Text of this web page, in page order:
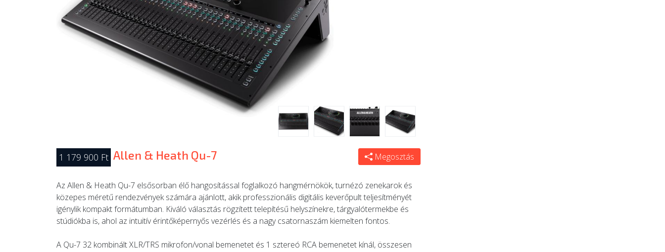
1 179 900 Ft Allen & Heath Qu-7 Megosztás
Az Allen & Heath Qu-7 elsősorban élő hangosítással foglalkozó hangmérnökök, turnézó zenekarok és
közepes méretű rendezvények számára ajánlott, akik professzionális digitális keverőpult teljesítményét
igénylik kompakt formátumban. Kiváló választás rögzített telepítésű helyszínekre, tárgyalótermekbe és
stúdiókba is, ahol az intuitív érintőképernyős vezérlés és a nagy csatornaszám kiemelten fontos.
A Qu-7 32 kombinált XLR/TRS mikrofon/vonal bemenetet és 1 sztereó RCA bemenetet kínál, összesen